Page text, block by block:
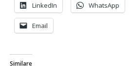
LinkedIn WhatsApp
Email
Similare